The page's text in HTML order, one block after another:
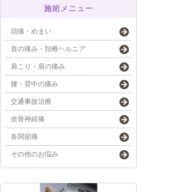
施術メニュー
頭痛・めまい
首の痛み・頚椎ヘルニア
肩こり・肩の痛み
腰・背中の痛み
交通事故治療
坐骨神経痛
各関節痛
その他のお悩み